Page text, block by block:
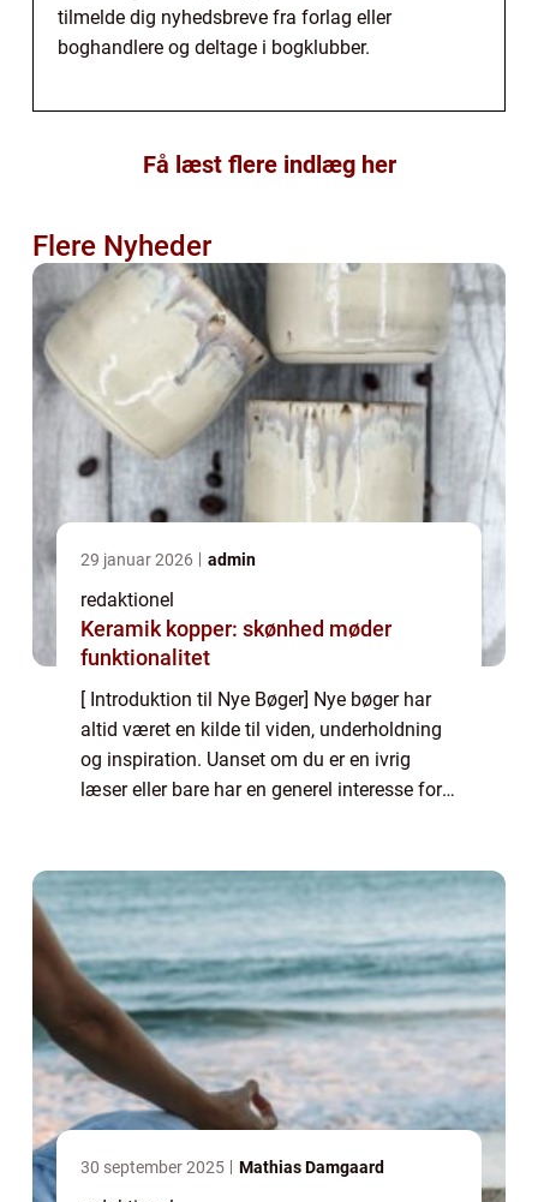
tilmelde dig nyhedsbreve fra forlag eller
boghandlere og deltage i bogklubber.
Få læst flere indlæg her
Flere Nyheder
29 januar 2026 admin
redaktionel
Keramik kopper: skønhed møder
funktionalitet
[ Introduktion til Nye Bøger] Nye bøger har
altid været en kilde til viden, underholdning
og inspiration. Uanset om du er en ivrig
læser eller bare har en generel interesse for
30 september 2025 Mathias Damgaard